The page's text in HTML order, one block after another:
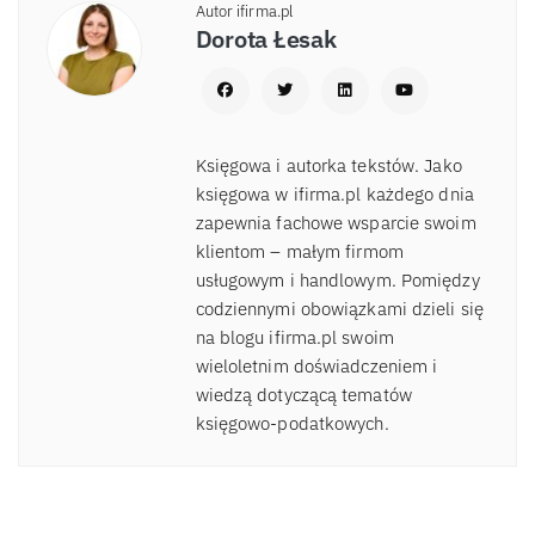
Autor ifirma.pl
Dorota Łesak
Księgowa i autorka tekstów. Jako
księgowa w ifirma.pl każdego dnia
zapewnia fachowe wsparcie swoim
klientom – małym firmom
usługowym i handlowym. Pomiędzy
codziennymi obowiązkami dzieli się
na blogu ifirma.pl swoim
wieloletnim doświadczeniem i
wiedzą dotyczącą tematów
księgowo-podatkowych.